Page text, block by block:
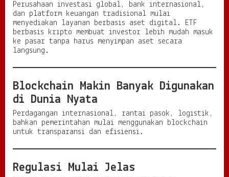
Perusahaan investasi global, bank internasional,
dan platform keuangan tradisional mulai
menyediakan layanan berbasis aset digital. ETF
berbasis kripto membuat investor lebih mudah masuk
ke pasar tanpa harus menyimpan aset secara
langsung.
Blockchain Makin Banyak Digunakan
di Dunia Nyata
Perdagangan internasional, rantai pasok, logistik,
bahkan pemerintahan mulai menggunakan blockchain
untuk transparansi dan efisiensi.
Regulasi Mulai Jelas